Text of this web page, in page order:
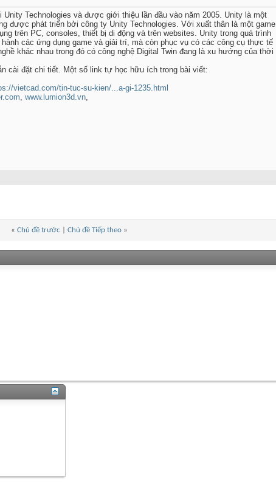
Technologies và được giới thiệu lần đầu vào năm 2005. Unity là một
được phát triển bởi công ty Unity Technologies. Với xuất thân là một game
trên PC, consoles, thiết bị di động và trên websites. Unity trong quá trình
các ứng dụng game và giải trí, mà còn phục vụ có các công cụ thực tế
khác nhau trong đó có công nghệ Digital Twin đang là xu hướng của thời
cài đặt chi tiết. Một số link tự học hữu ích trong bài viết:
vietcad.com/tin-tuc-su-kien/...a-gi-1235.html
, www.lumion3d.vn,
« Chủ đề trước Chủ đề Tiếp theo »